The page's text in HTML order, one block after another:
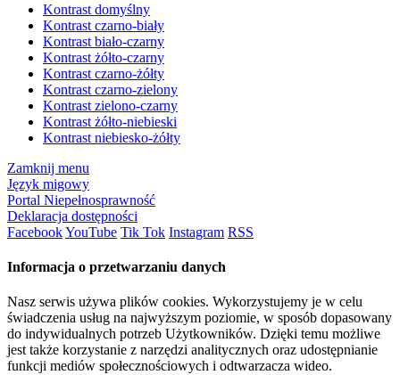
Kontrast domyślny
Kontrast czarno-biały
Kontrast biało-czarny
Kontrast żółto-czarny
Kontrast czarno-żółty
Kontrast czarno-zielony
Kontrast zielono-czarny
Kontrast żółto-niebieski
Kontrast niebiesko-żółty
Zamknij menu
Język migowy
Portal Niepełnosprawność
Deklaracja dostępności
FacebookYouTube Tik Tok Instagram RSS
Informacja o przetwarzaniu danych
Nasz serwis używa plików cookies. Wykorzystujemy je w celu
świadczenia usług na najwyższym poziomie, w sposób dopasowany
do indywidualnych potrzeb Użytkowników. Dzięki temu możliwe
jest także korzystanie z narzędzi analitycznych oraz udostępnianie
funkcji mediów społecznościowych i odtwarzacza wideo.